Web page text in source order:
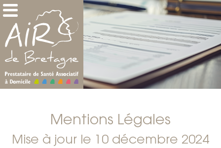
Mentions Légales
Mise à jour le 10 décembre 2024